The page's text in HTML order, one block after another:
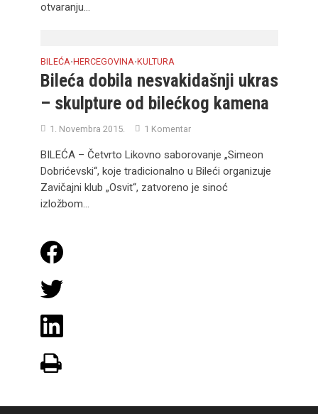
otvaranju...
BILEĆA•HERCEGOVINA•KULTURA
Bileća dobila nesvakidašnji ukras
– skulpture od bilećkog kamena
1. Novembra 2015. 1 Komentar
BILEĆA – Četvrto Likovno saborovanje „Simeon
Dobrićevski“, koje tradicionalno u Bileći organizuje
Zavičajni klub „Osvit“, zatvoreno je sinoć
izložbom...